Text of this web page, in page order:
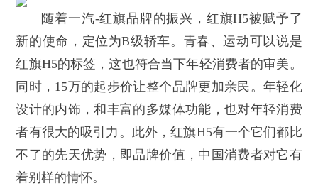
随着一汽-红旗品牌的振兴，红旗H5被赋予了
新的使命，定位为B级轿车。青春、运动可以说是
红旗H5的标签，这也符合当下年轻消费者的审美。
同时，15万的起步价让整个品牌更加亲民。年轻化
设计的内饰，和丰富的多媒体功能，也对年轻消费
者有很大的吸引力。此外，红旗H5有一个它们都比
不了的先天优势，即品牌价值，中国消费者对它有
着别样的情怀。